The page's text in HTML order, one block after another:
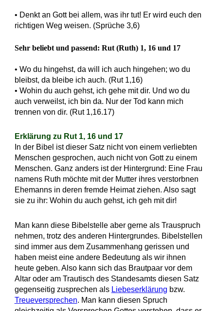
• Denkt an Gott bei allem, was ihr tut! Er wird euch den
richtigen Weg weisen. (Sprüche 3,6)
Sehr beliebt und passend: Rut (Ruth) 1, 16 und 17
• Wo du hingehst, da will ich auch hingehen; wo du
bleibst, da bleibe ich auch. (Rut 1,16)
• Wohin du auch gehst, ich gehe mit dir. Und wo du
auch verweilst, ich bin da. Nur der Tod kann mich
trennen von dir. (Rut 1,16.17)
Erklärung zu Rut 1, 16 und 17
In der Bibel ist dieser Satz nicht von einem verliebten
Menschen gesprochen, auch nicht von Gott zu einem
Menschen. Ganz anders ist der Hintergrund: Eine Frau
namens Ruth möchte mit der Mutter ihres verstorbnen
Ehemanns in deren fremde Heimat ziehen. Also sagt
sie zu ihr: Wohin du auch gehst, ich geh mit dir!
Man kann diese Bibelstelle aber gerne als Trauspruch
nehmen, trotz des anderen Hintergrundes. Bibelstellen
sind immer aus dem Zusammenhang gerissen und
haben meist eine andere Bedeutung als wir ihnen
heute geben. Also kann sich das Brautpaar vor dem
Altar oder am Trautisch des Standesamts diesen Satz
gegenseitig zusprechen als Liebeserklärung bzw.
Treueversprechen. Man kann diesen Spruch